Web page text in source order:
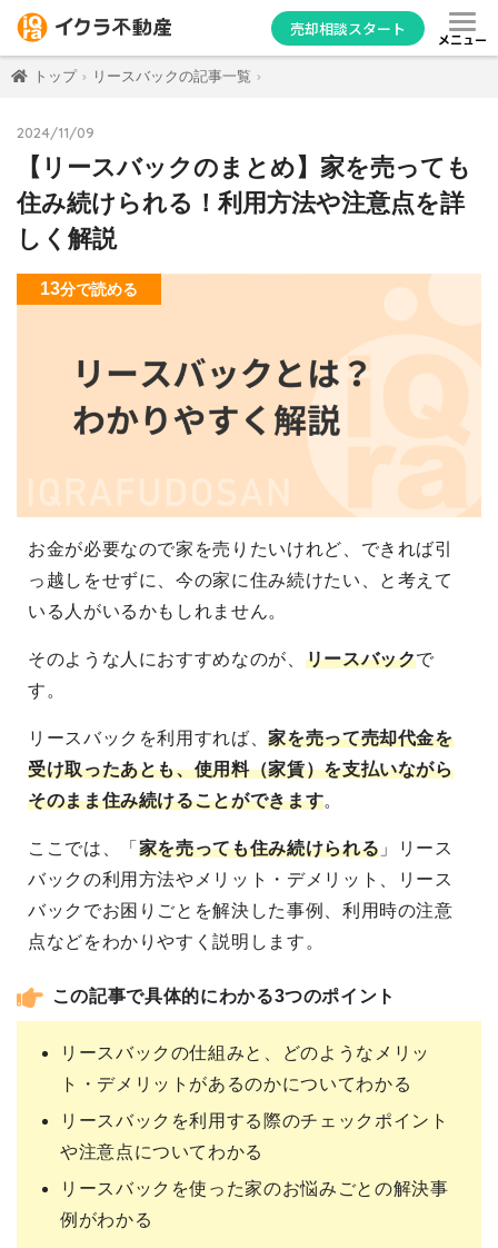
売却相談スタート
メニュー
トップ リースバックの記事一覧
2024/11/09
【リースバックのまとめ】家を売っても
住み続けられる！利用方法や注意点を詳
しく解説
13分で読める
お金が必要なので家を売りたいけれど、できれば引
っ越しをせずに、今の家に住み続けたい、と考えて
いる人がいるかもしれません。
そのような人におすすめなのが、 リースバックで
す。
リースバックを利用すれば、家を売って売却代金を
受け取ったあとも、使用料（家賃）を支払いながら
そのまま住み続けることができます。
ここでは、「 家を売っても住み続けられる 」リース
バックの利用方法やメリット・デメリット、リース
バックでお困りごとを解決した事例、利用時の注意
点などをわかりやすく説明します。
この記事で具体的にわかる3つのポイント
リースバックの仕組みと、どのようなメリッ
ト・デメリットがあるのかについてわかる
リースバックを利用する際のチェックポイント
や注意点についてわかる
リースバックを使った家のお悩みごとの解決事
例がわかる